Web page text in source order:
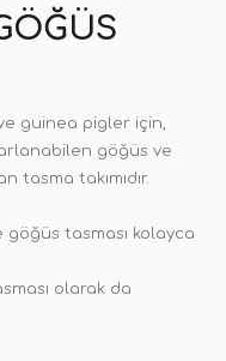
guinea pigler için,
göğüs ve
tasma takımıdır.
göğüs tasması kolayca
olarak da